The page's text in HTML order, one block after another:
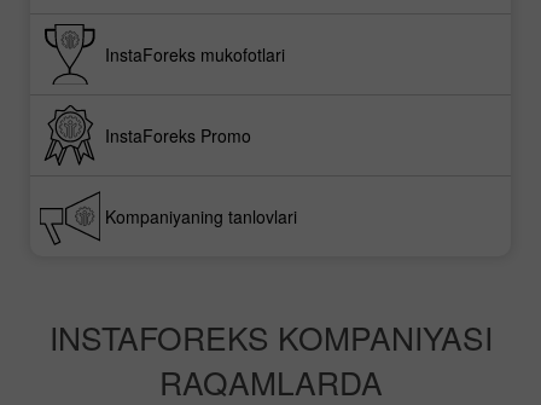
InstaForeks mukofotlari
InstaForeks Promo
Kompaniyaning tanlovlari
INSTAFOREKS KOMPANIYASI
RAQAMLARDA